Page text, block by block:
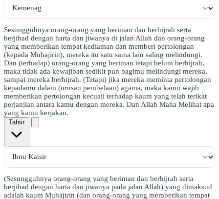
Sesungguhnya orang-orang yang beriman dan berhijrah serta
berjihad dengan harta dan jiwanya di jalan Allah dan orang-orang
yang memberikan tempat kediaman dan memberi pertolongan
(kepada Muhajirin), mereka itu satu sama lain saling melindungi.
Dan (terhadap) orang-orang yang beriman tetapi belum berhijrah,
maka tidak ada kewajiban sedikit pun bagimu melindungi mereka,
sampai mereka berhijrah. (Tetapi) jika mereka meminta pertolongan
kepadamu dalam (urusan pembelaan) agama, maka kamu wajib
memberikan pertolongan kecuali terhadap kaum yang telah terikat
perjanjian antara kamu dengan mereka. Dan Allah Maha Melihat apa
yang kamu kerjakan.
Tafsir
(Sesungguhnya orang-orang yang beriman dan berhijrah serta
berjihad dengan harta dan jiwanya pada jalan Allah) yang dimaksud
adalah kaum Muhajirin (dan orang-orang yang memberikan tempat